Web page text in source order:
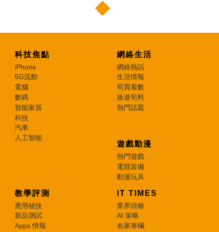
科技焦點
iPhone
5G流動
電腦
數碼
智能家居
科技
汽車
人工智能
網絡生活
網絡熱話
生活情報
筍買着數
旅遊筍料
熱門話題
遊戲動漫
熱門遊戲
電競裝備
動漫玩具
教學評測
應用秘技
新品測試
Apps 情報
IT TIMES
業界頭條
AI 策略
名家專欄